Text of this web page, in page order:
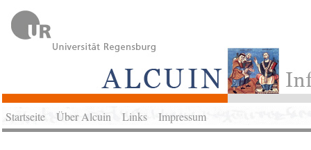
Startseite Über Alcuin Links Impressum